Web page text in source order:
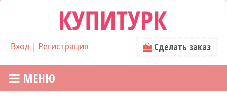
Вход| Регистрация Сделать заказ
МЕНЮ